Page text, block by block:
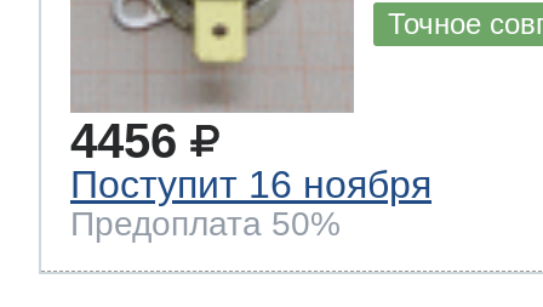
Точное
4456
Поступит 16 ноября
Предоплата 50%